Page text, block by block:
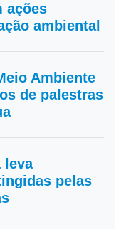
ações
ambiental
Ambiente
de palestras
leva
pelas